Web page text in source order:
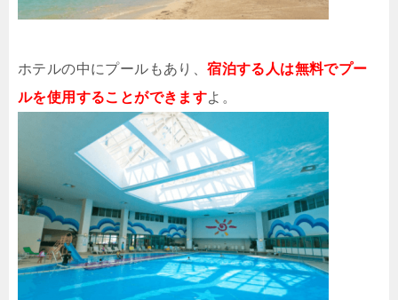
ホテルの中にプールもあり、宿泊する人は無料でプー
ルを使用することができますよ。